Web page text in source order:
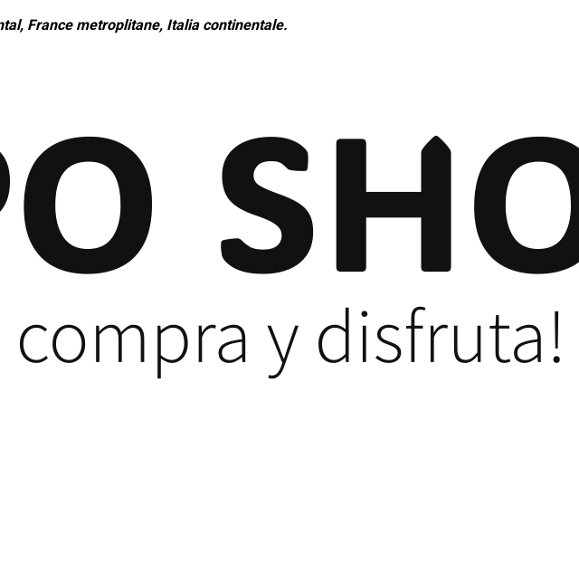
France metroplitane, Italia continentale.